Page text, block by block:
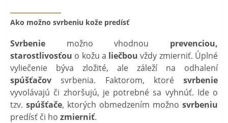
Ako možno svrbeniu kože predísť
Svrbenie možno vhodnou prevenciou,
starostlivosťou o kožu a liečbou vždy zmierniť. Úplné
vyliečenie býva zložité, ale záleží na odhalení
spúšťačov svrbenia. Faktorom, ktoré svrbenie
vyvolávajú či zhoršujú, je potrebné sa vyhnúť. Ide o
tzv. spúšťače, ktorých obmedzením možno svrbeniu
predísť či ho zmierniť.